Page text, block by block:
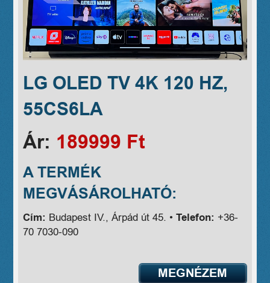
LG OLED TV 4K 120 HZ,
55CS6LA
Ár: 189999 Ft
A TERMÉK
MEGVÁSÁROLHATÓ:
Cím: Budapest IV., Árpád út 45. •Telefon: +36-
70 7030-090
MEGNÉZEM